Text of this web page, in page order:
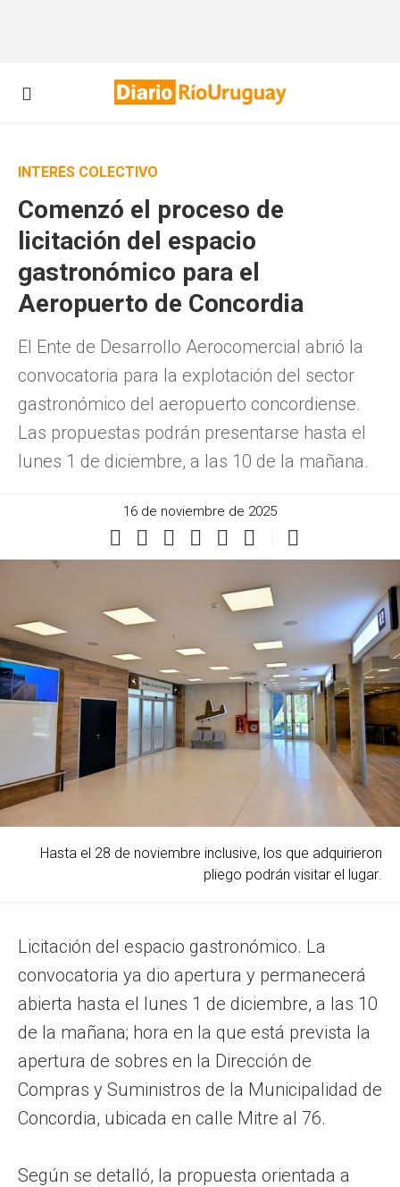
INTERÉS COLECTIVO
Comenzó el proceso de
licitación del espacio
gastronómico para el
Aeropuerto de Concordia
El Ente de Desarrollo Aerocomercial abrió la
convocatoria para la explotación del sector
gastronómico del aeropuerto concordiense.
Las propuestas podrán presentarse hasta el
lunes 1 de diciembre, a las 10 de la mañana.
16 de noviembre de 2025
Hasta el 28 de noviembre inclusive, los que adquirieron
pliego podrán visitar el lugar.
Licitación del espacio gastronómico. La
convocatoria ya dio apertura y permanecerá
abierta hasta el lunes 1 de diciembre, a las 10
de la mañana; hora en la que está prevista la
apertura de sobres en la Dirección de
Compras y Suministros de la Municipalidad de
Concordia, ubicada en calle Mitre al 76.
Según se detalló, la propuesta orientada a